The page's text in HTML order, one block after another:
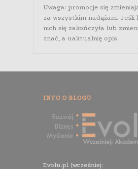
Uwaga: promocje się
za wszystkim nadążam. Jeśli
nich się zakończyła lub
znać, a uaktualnię opis.
INFO O BLOGU
Evolu.pl (wcześniej: